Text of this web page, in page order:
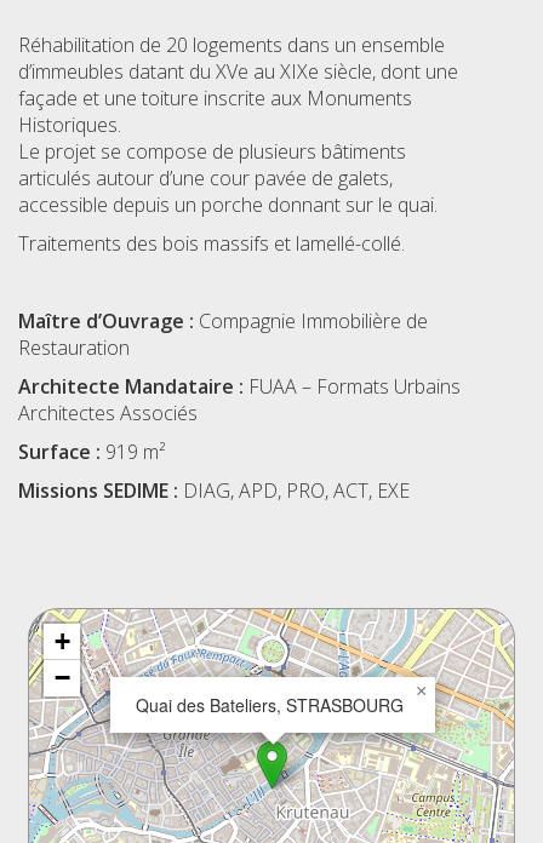
Réhabilitation de 20 logements dans un ensemble
d’immeubles datant du XVe au XIXe siècle, dont une
façade et une toiture inscrite aux Monuments
Historiques.
Le projet se compose de plusieurs bâtiments
articulés autour d’une cour pavée de galets,
accessible depuis un porche donnant sur le quai.
Traitements des bois massifs et lamellé-collé.
Maître d’Ouvrage : Compagnie Immobilière de
Restauration
Architecte Mandataire : FUAA – Formats Urbains
Architectes Associés
Surface : 919 m²
Missions SEDIME : DIAG, APD, PRO, ACT, EXE
Quai des Bateliers, STRASBOURG
×
+
−